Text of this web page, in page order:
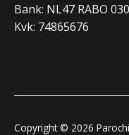
Bank: NL47 RABO
Kvk: 74865676
Copyright © 2026